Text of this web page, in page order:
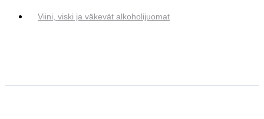
Viini, viski ja väkevät alkoholijuomat